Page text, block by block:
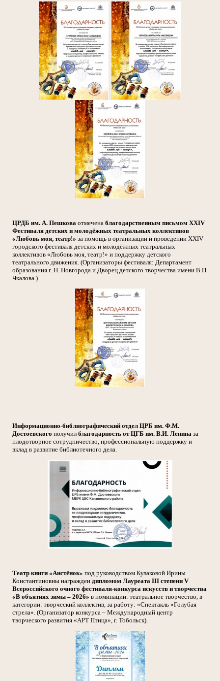
ЦРДБ им. А. Пешкова отмечена благодарственным письмом XXIV
Фестиваля детских и молодёжных театральных коллективов
«Любовь моя, театр!» за помощь в организации и проведении XXIV
городского фестиваля детских и молодёжных театральных
коллективов «Любовь моя, театр!» и поддержку детского
театрального движения. (Организаторы фестиваля: Департамент
образования г. Н. Новгорода и Дворец детского творчества имени В.П.
Чкалова.)
Информационно-библиографический отдел ЦРБ им. Ф.М.
Достоевского получил благодарность от ЦГБ им. В.И. Ленина за
плодотворное сотрудничество, профессиональную поддержку и
вклад в развитие библиотечного дела.
Театр книги «Аистёнок» под руководством Кулаковой Ирины
Константиновны награжден дипломом Лауреата III степени V
Всероссийского очного фестиваля-конкурса искусств и творчества
«В объятиях зимы – 2026» в номинации: театральное творчество, в
категории: творческий коллектив, за работу: «Спектакль «Голубая
стрела». (Организатор конкурса – Международный центр
творческого развития «АРТ Птица», г. Тобольск).